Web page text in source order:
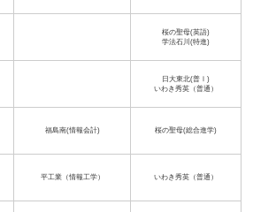
桜の聖母(英語)
学法石川(特進)
日大東北(普Ⅰ)
いわき秀英（普通）
福島南(情報会計) 桜の聖母(総合進学)
平工業（情報工学） いわき秀英（普通）